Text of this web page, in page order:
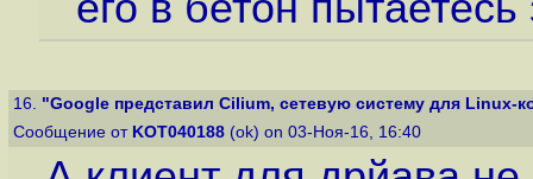
16. "Google представил Cilium, сетевую систему для Linux-
Сообщение от KOT040188 (ok) on 03-Ноя-16, 16:40